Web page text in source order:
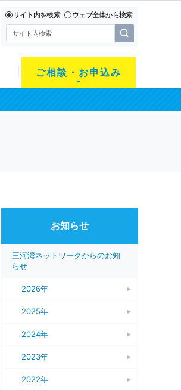
サイト内を検索 ウェブ全体から検索
ご相談・お申込み
お知らせ
三河湾ネットワークからのお知
らせ
2026年
2025年
2024年
2023年
2022年